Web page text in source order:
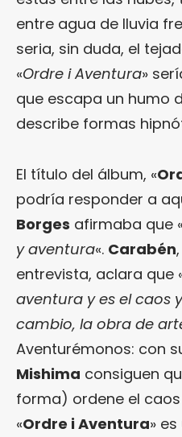
entre agua de lluvia
seria, sin duda, el
«Ordre i Aventura»
que escapa un humo
describe formas
El título del álbum, «
podría responder a
Borges afirmaba que
y aventura«. Carabén
entrevista, aclara que
aventura y es el caos
cambio, la obra de
Aventurémonos: con
Mishima consiguen
forma) ordene el
«Ordre i Aventura»